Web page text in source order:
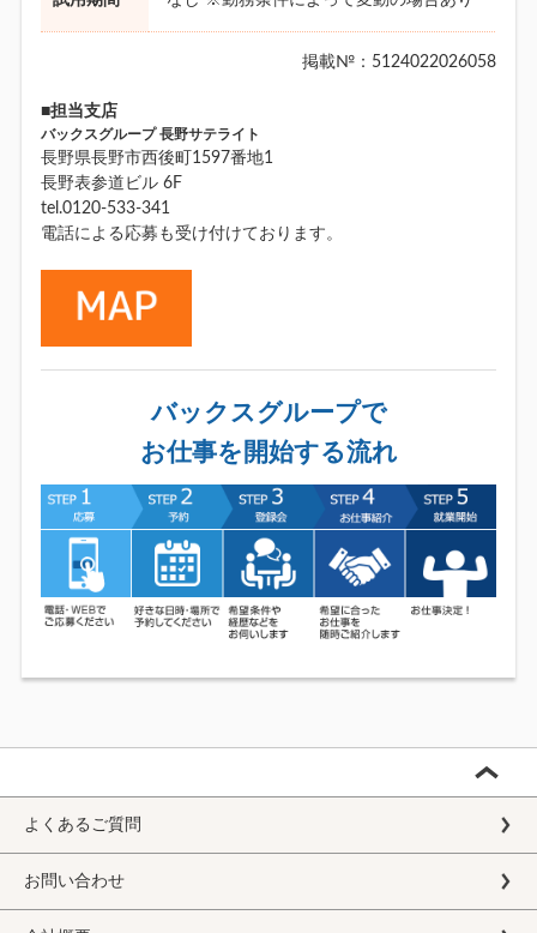
掲載№：5124022026058
■担当支店
バックスグループ 長野サテライト
長野県長野市西後町1597番地1
長野表参道ビル 6F
tel.0120-533-341
電話による応募も受け付けております。
バックスグループで
お仕事を開始する流れ
よくあるご質問
お問い合わせ